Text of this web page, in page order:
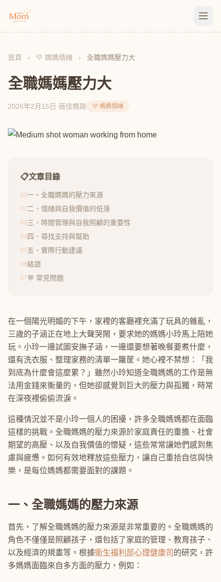
首頁 › 💛 媽媽情緒 › 全職媽媽壓力大
全職媽媽壓力大
2026年2月15日 ·薇佳媽咪 💛 媽媽情緒
📋文章目錄
01一、全職媽媽的壓力來源
02 二、情緒與自我價值的低落
03三、時間管理與自我照顧的重要性
04 四、尋找支持與幫助
05五、實際行動建議
06結語
07💬 常見問題
在一個陽光明媚的下午，家裡的客廳裡充滿了玩具的雜亂，
三歲的子涵正在地上大聲哭鬧，要求她的媽媽小玲馬上陪她
玩。小玲一邊試圖安撫子涵，一邊還要想著晚餐要煮什麼，
還有洗衣服、整理家務的清單一籮筐。她心裡不禁想：「我
到底為什麼會這麼累？」雖然小玲知道全職媽媽的工作是無
法用金錢來衡量的，但她卻感覺到巨大的壓力與孤獨，時常
在深夜裡偷偷流淚。
這種情況並不是小玲一個人的困擾，許多全職媽媽都在面臨
這樣的挑戰。全職媽媽的壓力來源於家庭責任的重擔、社會
期望的高壓、以及自我價值的懷疑，這些常常讓她們感到焦
慮與疲憊。如何有效地釋放這些壓力，讓自己重拾自信與快
樂，是每位媽媽都需要面對的課題。
一、全職媽媽的壓力來源
首先，了解全職媽媽的壓力來源是非常重要的。全職媽媽的
角色不僅僅是照顧孩子，還包括了家庭的管理、教育孩子、
以及經濟的規畫等。根據衛生福利部心理健康司 的研究，許
多媽媽面臨來自多方面的壓力，例如：